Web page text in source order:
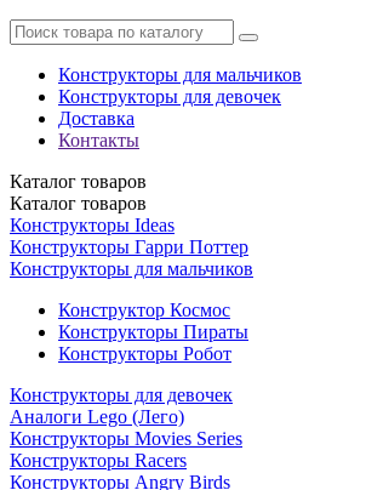
Конструкторы для мальчиков
Конструкторы для девочек
Доставка
Контакты
Каталог товаров
Каталог товаров
Конструкторы Ideas
Конструкторы Гарри Поттер
Конструкторы для мальчиков
Конструктор Космос
Конструкторы Пираты
Конструкторы Робот
Конструкторы для девочек
Аналоги Lego (Лего)
Конструкторы Movies Series
Конструкторы Racers
Конструкторы Angry Birds